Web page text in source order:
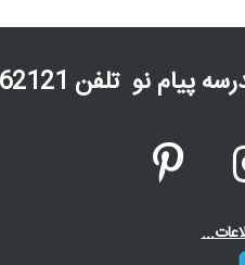
نو تلفن 33362121
